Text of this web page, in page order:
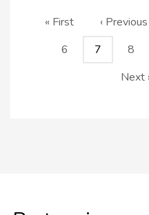
Première
« First Page
‹ Previous
Page
6 Page
7 Page
8
Page
Next